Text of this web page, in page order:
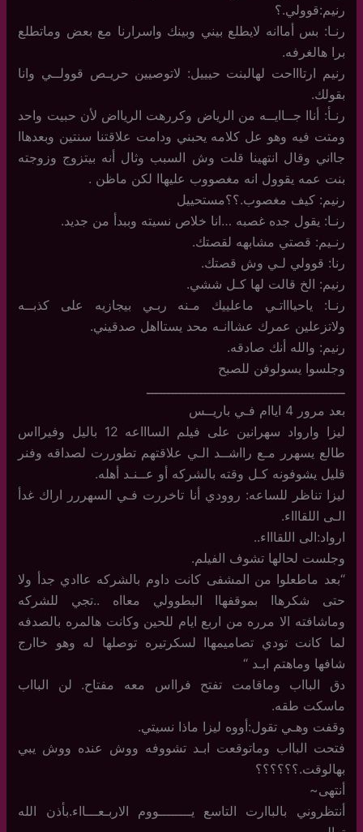
رنيم:قوولي.؟
رنـا: بس أماانه لايطلع بيني وبينك واسرارنا مع بعض وماتطلع
برا هالغرفه.
رنيم ارتاااحت لهالبنت حيييل: لاتوصيين حريـص قوولــي وانا
بقولك.
رنـأ: أناا جــاايــه من الرياض وكررهت الريااض لأن حبيت واحد
ومتت فيه وهو عل كلامه يحبني ودامت علاقتنا سنتين وبعدهاا
جااني وقال انتهينا قلت وش السبب وثال أنه بيتزوج وزوجته
بنت عمه يقوول انه مغصووب عليهاا لكن ماظن .
رنيم: كيف مغصوب.؟؟مستحييل
رنـا: يقول جده غصبه …انا خلاص نسيته وببدأ من جديد.
رنـيم: قصتي مشابهه لقصتك.
رنا: قوولي لـي وش قصتك.
رنيم: الخ قالت لها كـل ششي.
رنـا: ياحياااتـي ماعلييك مـنه ربـي بيجازيه على كذبــه
ولاتزعلين عمرك عشاانـه محد يستااهل صدقيني.
رنيم: والله أنك صادقه.
وجلسوا يسولوفن للصبح
ـــــــــــــــــــــــــــــــــــــــــــــــــ
بعد مرور 4 اياام فـي باريــس
ليزا وارواد سهرانين على فيلم الساااعه 12 باليل وفيرااس
طالع يسهرر مـع رااشــد الـي علاقتهم تطوررت لصداقه وفنر
قليل يشوفونه كـل وقته بالشركه أو عــنـد أهله.
ليزا تناظر للساعه: روودي أنا تاخررت فـي السهررر اراك غدأ
الـى اللقاااء.
ارواد:الى اللقاااء..
وجلست لحالها تشوف الفيلم.
“بعد ماطعلوا من المشفى كانت داوم بالشركه عاادي جدأ ولا
حتى شكرهاا بموقفهاا البطوولي معااه ..تجي للشركه
وماشافته الا مرره من اربع ايام للحين وكانت هالمره بالصدفه
لما كانت تودي تصاميمهاا لسكرتيره توصلها له وهو خاارج
شافها وماهتم ابـد “
دق البااب وماقامت تفتح فرااس معه مفتاح. لن البااب
ماسكت طقه.
وقفت وهـي تقول:أووه ليزا ماذا نسيتي.
فتحت البااب وماتوقعت ابـد تشووفه ووش عنده ووش يبي
بهالوقت.؟؟؟؟؟؟
أنتهى~
أنتظروني بالباارت التاسع يــــــــووم الاربـعـــااء.بأذن الله